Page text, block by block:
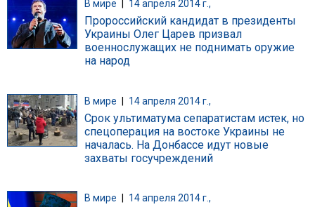
В мире 14 апреля 2014 г.,
Пророссийский кандидат в президенты
Украины Олег Царев призвал
военнослужащих не поднимать оружие
на народ
В мире 14 апреля 2014 г.,
Срок ультиматума сепаратистам истек, но
спецоперация на востоке Украины не
началась. На Донбассе идут новые
захваты госучреждений
В мире 14 апреля 2014 г.,